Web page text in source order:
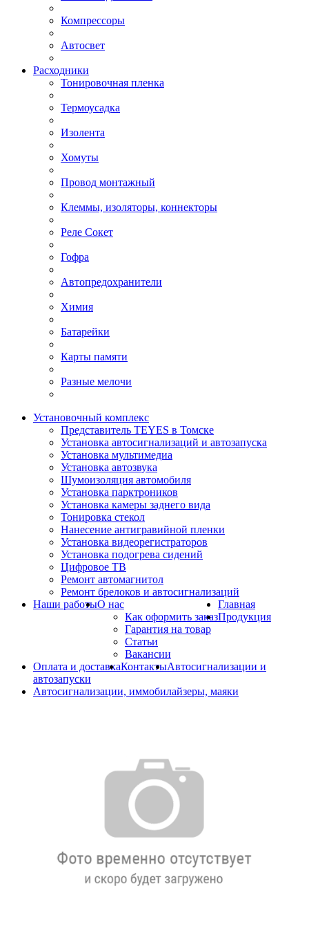
Компрессоры
Автосвет
Расходники
Тонировочная пленка
Термоусадка
Изолента
Хомуты
Провод монтажный
Клеммы, изоляторы, коннекторы
Реле Сокет
Гофра
Автопредохранители
Химия
Батарейки
Карты памяти
Разные мелочи
Установочный комплекс
Представитель TEYES в Томске
Установка автосигнализаций и автозапуска
Установка мультимедиа
Установка автозвука
Шумоизоляция автомобиля
Установка парктроников
Установка камеры заднего вида
Тонировка стекол
Нанесение антигравийной пленки
Установка видеорегистраторов
Установка подогрева сидений
Цифровое ТВ
Ремонт автомагнитол
Ремонт брелоков и автосигнализаций
Наши работыО нас
Как оформить заказ
Гарантия на товар
Статьи
Вакансии
Оплата и доставкаКонтакты
Главная
Продукция
Автосигнализации и
автозапуски
Автосигнализации, иммобилайзеры, маяки